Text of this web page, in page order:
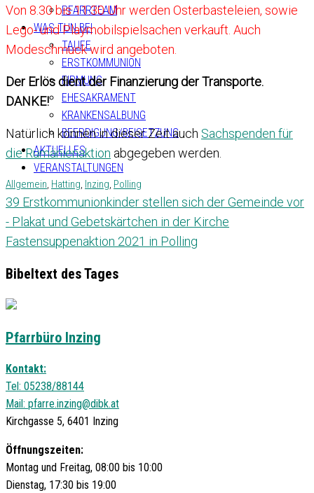
PFARRTEAM
WAS TUN BEI
TAUFE
ERSTKOMMUNION
FIRMUNG
EHESAKRAMENT
KRANKENSALBUNG
BEERDIGUNG/BEISETZUNG
AKTUELLES
VERANSTALTUNGEN
Von 8.30 bis 11.30 Uhr werden Osterbasteleien, sowie
Lego- und Playmobilspielsachen verkauft. Auch
Modeschmuck wird angeboten.
Der Erlös dient der Finanzierung der Transporte.
DANKE!
Natürlich können in dieser Zeit auch Sachspenden für
die Rumänienaktion abgegeben werden.
Allgemein, Hatting, Inzing, Polling
39 Erstkommunionkinder stellen sich der Gemeinde vor
- Plakat und Gebetskärtchen in der Kirche
Fastensuppenaktion 2021 in Polling
Bibeltext des Tages
Pfarrbüro Inzing
Kontakt:
Tel: 05238/88144
Mail: pfarre.inzing@dibk.at
Kirchgasse 5, 6401 Inzing
Öffnungszeiten:
Montag und Freitag, 08:00 bis 10:00
Dienstag, 17:30 bis 19:00